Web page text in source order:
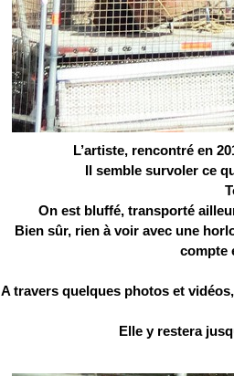
L’artiste, rencontré en
Il semble survoler ce
On est bluffé, transporté
Bien sûr, rien à voir avec une
compte
A travers quelques photos et
Elle y restera